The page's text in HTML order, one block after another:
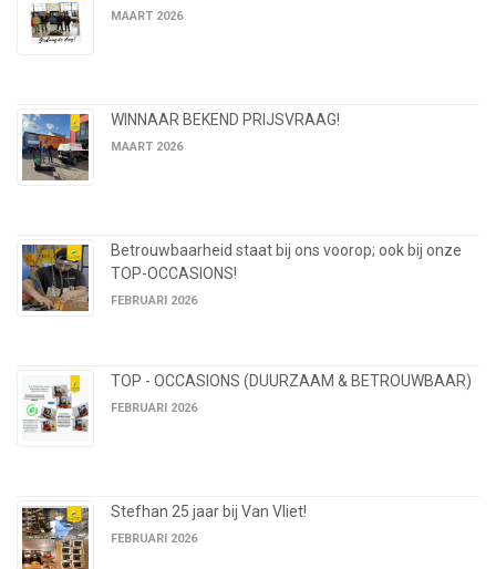
MAART 2026
WINNAAR BEKEND PRIJSVRAAG!
MAART 2026
Betrouwbaarheid staat bij ons voorop; ook bij onze
TOP-OCCASIONS!
FEBRUARI 2026
TOP - OCCASIONS (DUURZAAM & BETROUWBAAR)
FEBRUARI 2026
Stefhan 25 jaar bij Van Vliet!
FEBRUARI 2026